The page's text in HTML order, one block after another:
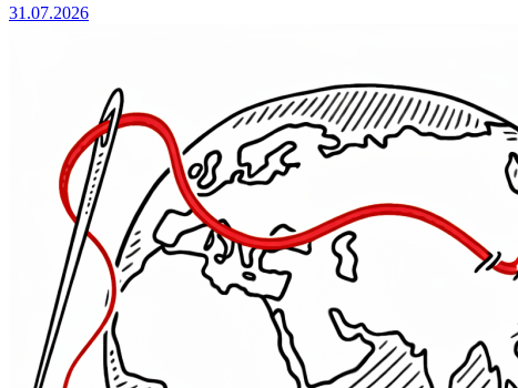
31.07.2026